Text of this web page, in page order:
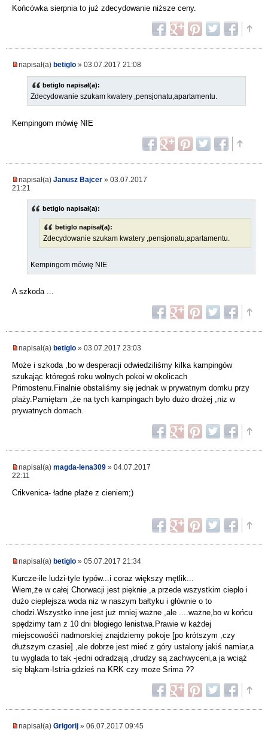
Końcówka sierpnia to już zdecydowanie niższe ceny.
napisał(a) betiglo » 03.07.2017 21:08
betiglo napisał(a):
Zdecydowanie szukam kwatery ,pensjonatu,apartamentu.
Kempingom mówię NIE
napisał(a) Janusz Bajcer » 03.07.2017
21:21
betiglo napisał(a):
betiglo napisał(a):
Zdecydowanie szukam kwatery ,pensjonatu,apartamentu.
Kempingom mówię NIE
A szkoda ...
napisał(a) betiglo » 03.07.2017 23:03
Może i szkoda ,bo w desperacji odwiedziliśmy kilka kampingów
szukając któregoś roku wolnych pokoi w okolicach
Primostenu.Finalnie obstaliśmy się jednak w prywatnym domku przy
plaży.Pamiętam ,że na tych kampingach było dużo drożej ,niz w
prywatnych domach.
napisał(a) magda-lena309 » 04.07.2017
22:11
Crikvenica- ładne płaże z cieniem;)
napisał(a) betiglo » 05.07.2017 21:34
Kurcze-ile ludzi-tyle typów...i coraz większy mętlik...
Wiem,że w całej Chorwacji jest pięknie ,a przede wszystkim ciepło i
dużo cieplejsza woda niz w naszym bałtyku i głównie o to
chodzi.Wszystko inne jest już mniej ważne ,ale ....ważne,bo w końcu
spędzimy tam z 10 dni błogiego lenistwa.Prawie w każdej
miejscowośći nadmorskiej znajdziemy pokoje [po krótszym ,czy
dłuższym czasie] ,ale dobrze jest mieć z góry ustalony jakiś namiar,a
tu wyglada to tak -jedni odradzają ,drudzy są zachwyceni,a ja wciąż
się błąkam-Istria-gdzieś na KRK czy może Srima ??
napisał(a) Grigorij » 06.07.2017 09:45